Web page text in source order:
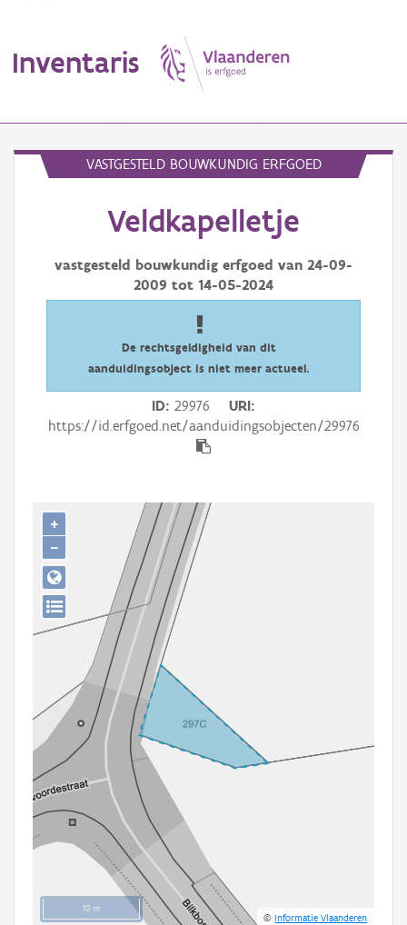
Inventaris
Aanduidingsobject
Waarneming
Persoon of collectief
Aanmelden
VASTGESTELD BOUWKUNDIG ERFGOED
Veldkapelletje
vastgesteld bouwkundig erfgoed van 24-09-
2009 tot 14-05-2024
De rechtsgeldigheid van dit
aanduidingsobject is niet meer actueel.
ID 29976
URI
https://id.erfgoed.net/aanduidingsobjecten/29976
10 m
©Informatie Vlaanderen
+
−